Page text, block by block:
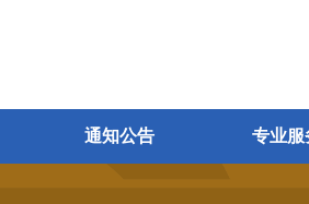
通知公告 专业服